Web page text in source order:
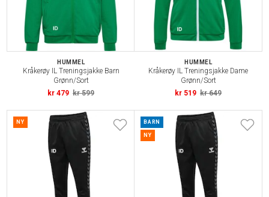
HUMMEL
Kråkerøy IL Treningsjakke Barn
Grønn/Sort
kr 479 kr 599
HUMMEL
Kråkerøy IL Treningsjakke Dame
Grønn/Sort
kr 519 kr 649
NY BARN
NY